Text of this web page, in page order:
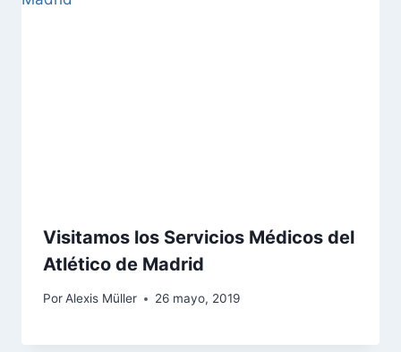
Visitamos los Servicios Médicos del
Atlético de Madrid
PorAlexis Müller 26 mayo, 2019